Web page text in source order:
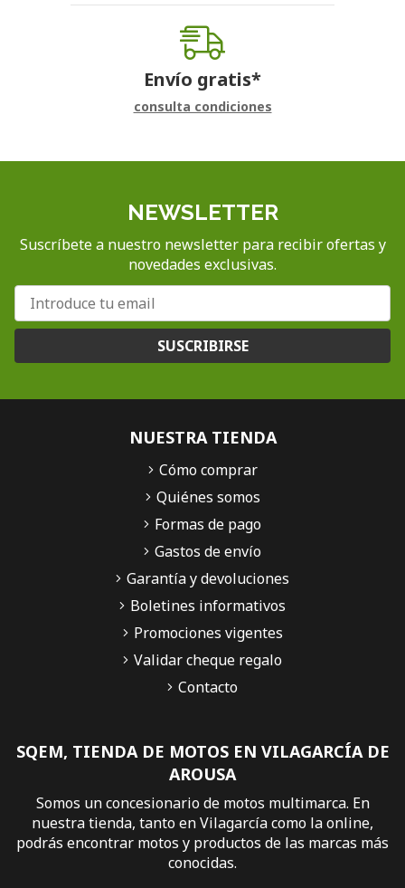
Envío gratis*
consulta condiciones
NEWSLETTER
Suscríbete a nuestro newsletter para recibir ofertas y
novedades exclusivas.
SUSCRIBIRSE
SQEM, TIENDA DE MOTOS EN VILAGARCÍA DE
AROUSA
Somos un concesionario de motos multimarca. En
nuestra tienda, tanto en Vilagarcía como la online,
podrás encontrar motos y productos de las marcas más
conocidas.
NUESTRA TIENDA
Cómo comprar
Quiénes somos
Formas de pago
Gastos de envío
Garantía y devoluciones
Boletines informativos
Promociones vigentes
Validar cheque regalo
Contacto